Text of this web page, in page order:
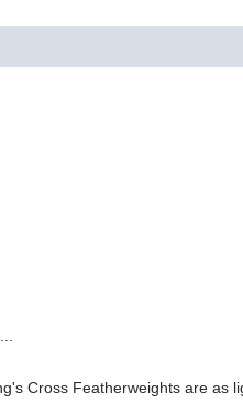
Cross Featherweights are as